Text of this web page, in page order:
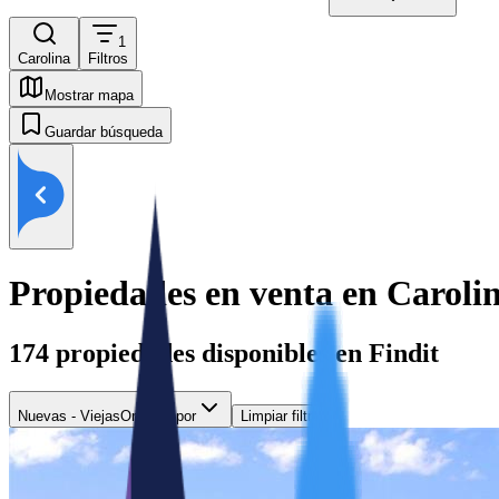
Carolina
1
Filtros
Mostrar mapa
Guardar búsqueda
Propiedades en venta en
174 propiedades disponibles en Findit
Nuevas - ViejasOrdenar por Limpiar filtros